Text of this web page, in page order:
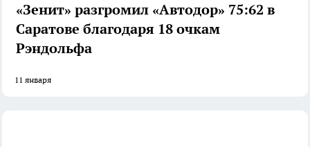
«Зенит» разгромил «Автодор» 75:62 в
Саратове благодаря 18 очкам
Рэндольфа
11 января